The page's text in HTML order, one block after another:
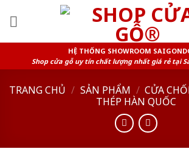
HỆ THỐNG SHOWROOM
Shop cửa gỗ uy tín chất lượng nhất giá rẻ tại
TRANG CHỦ / SẢN PHẨM / CỬA
THÉP HÀN QUỐC